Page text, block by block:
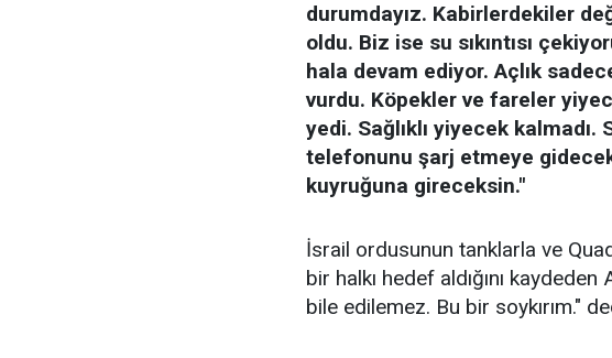
durumdayız. Kabirlerdekiler
oldu. Biz ise su sıkıntısı
hala devam ediyor. Açlık
vurdu. Köpekler ve fareler
yedi. Sağlıklı yiyecek kalmadı.
telefonunu şarj etmeye
kuyruğuna gireceksin."
İsrail ordusunun tanklarla ve
bir halkı hedef aldığını
bile edilemez. Bu bir soykırım."